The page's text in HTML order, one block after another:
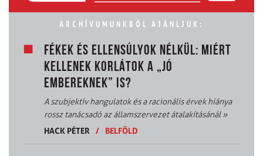
ARCHÍVUMUNKBÓL AJÁNLJUK:
FÉKEK ÉS ELLENSÚLYOK NÉLKÜL: MIÉRT
KELLENEK KORLÁTOK A „JÓ
EMBEREKNEK” IS?
A szubjektív hangulatok és a racionális érvek hiánya
rossz tanácsadó az államszervezet átalakításánál»
HACK PÉTER
/ BELFÖLD